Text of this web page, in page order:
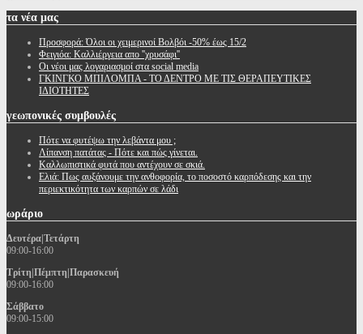
τα νέα μας
Προσφορά: Όλοι οι χειμερινοί Βολβόι -50% έως 15/2
Φειγιόα: Καλλιέργεια απο ''χρυσάφι''
Oι νέοι μας λογαριασμοί στα social media
ΓΚΙΝΓΚΟ ΜΠΙΛΟΜΠΑ - ΤΟ ΔΕΝΤΡΟ ΜΕ ΤΙΣ ΘΕΡΑΠΕΥΤΙΚΕΣ
ΙΔΙΟΤΗΤΕΣ
γεωπονικές συμβουλές
Πότε να φυτέψω την λεβάντα μου ;
Λίπανση πατάτας - Πότε και πώς γίνεται.
Καλλωπιστικά φυτά που αντέχουν σε σκιά.
Ελιά: Πως αυξάνουμε την ανθοφορία, το ποσοστό καρπόδεσης και την
περιεκτικότητα των καρπών σε λάδι
ωράριο
Δευτέρα|Τετάρτη
09:00-16:00
Τρίτη|Πέμπτη|Παρασκευή
09:00-16:00
Σάββατο
09:00-15:00